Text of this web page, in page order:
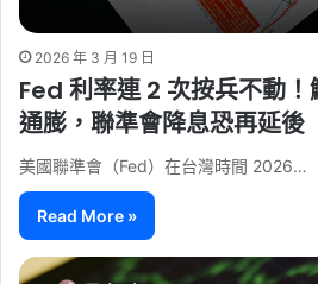
2026 年 3 月 19 日
Fed 利率連 2 次按兵不動
通膨，聯準會降息恐再延後
美國聯準會（Fed）在台灣時間 2026…
Read More »